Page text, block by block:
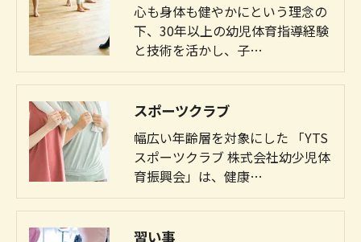
心も身体も健やかにという理念の
下、30年以上の幼児体育指導経験
と技術を活かし、子…
スポーツクラブ
幅広い年齢層を対象にした 「YTS
スポーツクラブ 株式会社幼少児体
育振興会」は、健康…
習い事